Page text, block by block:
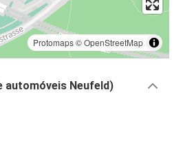
Protomaps©OpenStreetMap
automóveis Neufeld)